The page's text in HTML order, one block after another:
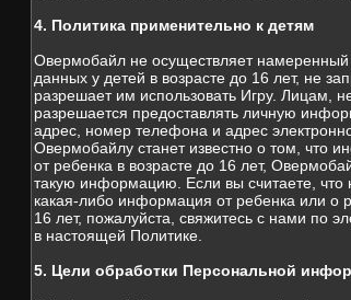
4. Политика применительно к детям
Овермобайл не осуществляет
данных у детей в возрасте до 16 лет, не
разрешает им использовать Игру. Лицам,
разрешается предоставлять личную
адрес, номер телефона и адрес
Овермобайлу станет известно о том, что
от ребенка в возрасте до 16 лет,
такую информацию. Если вы считаете, что
какая-либо информация от ребенка или о
16 лет, пожалуйста, свяжитесь с нами по
в настоящей Политике.
5. Цели обработки Персональной